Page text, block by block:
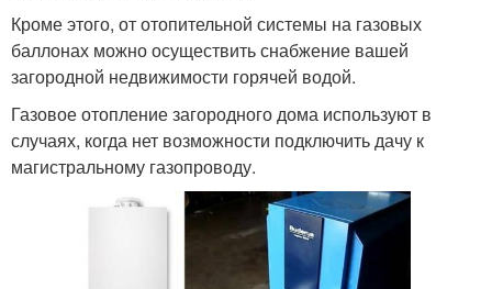
Кроме этого, от отопительной системы на газовых
баллонах можно осуществить снабжение вашей
загородной недвижимости горячей водой.
Газовое отопление загородного дома используют в
случаях, когда нет возможности подключить дачу к
магистральному газопроводу.